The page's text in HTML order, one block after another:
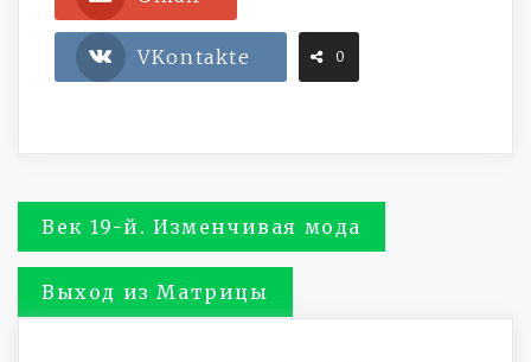
VKontakte 0
Навигация
по
записям
Век 19-й. Изменчивая мода
Выход из Матрицы